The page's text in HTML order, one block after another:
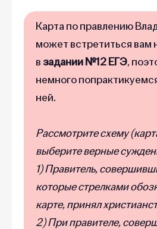
Карта по правлению
может встретиться вам
взадании №12 ЕГЭ,
немного
ней.
Рассмотрите схему
выберите верные
1) Правитель,
которые стрелками
карте, принял
2) При правителе,